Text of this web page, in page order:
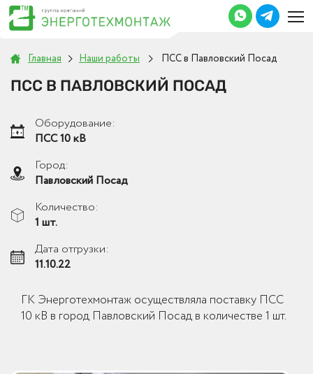
Главная Наши работы ПСС в Павловский Посад
ПСС В ПАВЛОВСКИЙ ПОСАД
Оборудование:
ПСС 10 кВ
Город:
Павловский Посад
Количество:
1 шт.
Дата отгрузки:
11.10.22
ГК Энерготехмонтаж осуществляла поставку ПСС
10 кВ в город Павловский Посад в количестве 1 шт.